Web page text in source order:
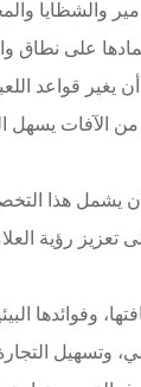
والشظايا
على نطاق
يغير قواعد
الآفات يسهل
أن يشمل هذا
تعزيز رؤية
وفوائدها
وتسهيل